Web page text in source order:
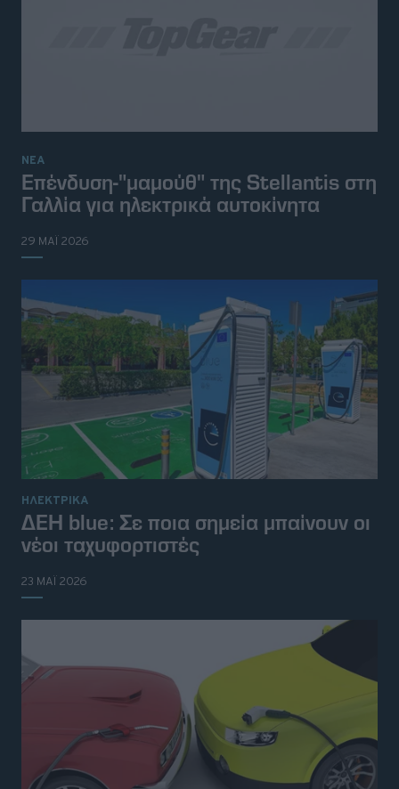
ΝΕΑ
Επένδυση-"μαμούθ" της Stellantis στη
Γαλλία για ηλεκτρικά αυτοκίνητα
29 ΜΑΪ 2026
ΗΛΕΚΤΡΙΚΑ
ΔΕΗ blue: Σε ποια σημεία μπαίνουν οι
νέοι ταχυφορτιστές
23 ΜΑΪ 2026